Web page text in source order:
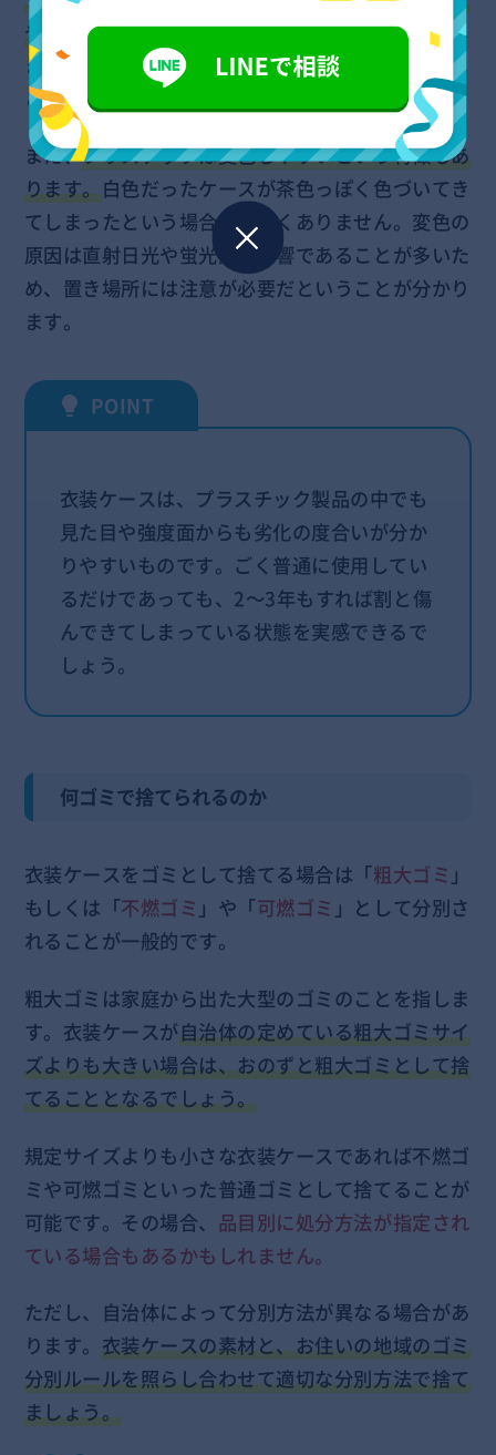
やすい素材でもあります。ケースに衝撃を与えてし
まったり、耐荷重を超えて積み重ねていたりする
と、簡単に割れてヒビが入り壊れてしまいます。
また、プラスチックは変色しやすいという特徴もあ
ります。白色だったケースが茶色っぽく色づいてき
てしまったという場合も少なくありません。変色の
原因は直射日光や蛍光灯の影響であることが多いた
め、置き場所には注意が必要だということが分かり
ます。
衣装ケースは、プラスチック製品の中でも
見た目や強度面からも劣化の度合いが分か
りやすいものです。ごく普通に使用してい
るだけであっても、2～3年もすれば割と傷
んできてしまっている状態を実感できるで
しょう。
何ゴミで捨てられるのか
衣装ケースをゴミとして捨てる場合は「粗大ゴミ」
もしくは「不燃ゴミ」や「可燃ゴミ」として分別さ
れることが一般的です。
粗大ゴミは家庭から出た大型のゴミのことを指しま
す。衣装ケースが自治体の定めている粗大ゴミサイ
ズよりも大きい場合は、おのずと粗大ゴミとして捨
てることとなるでしょう。
規定サイズよりも小さな衣装ケースであれば不燃ゴ
ミや可燃ゴミといった普通ゴミとして捨てることが
可能です。その場合、 品目別に処分方法が指定され
ている場合もあるかもしれません。
ただし、自治体によって分別方法が異なる場合があ
ります。 衣装ケースの素材と、お住いの地域のゴミ
分別ルールを照らし合わせて適切な分別方法で捨て
ましょう。